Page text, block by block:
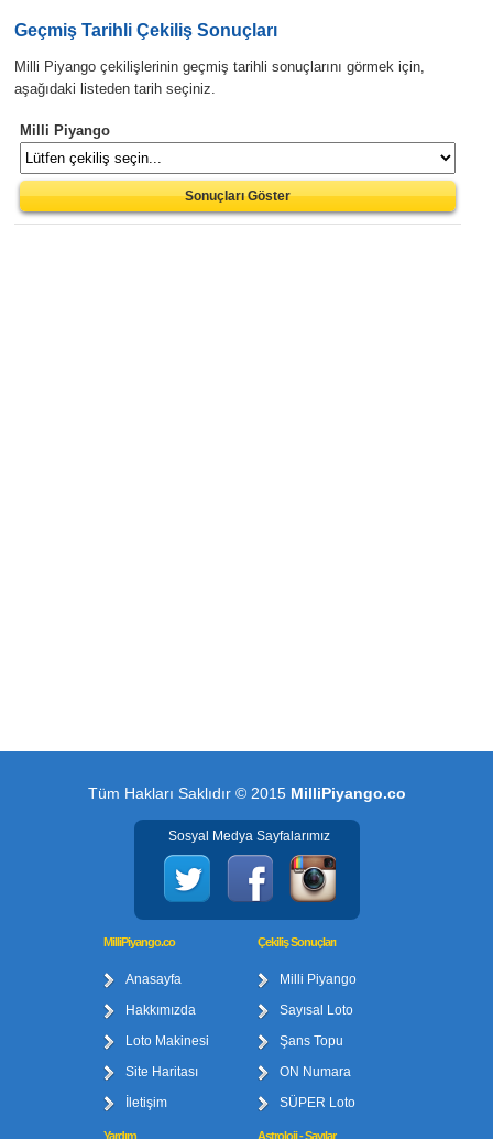
Geçmiş Tarihli Çekiliş Sonuçları
Milli Piyango çekilişlerinin geçmiş tarihli sonuçlarını görmek için,
aşağıdaki listeden tarih seçiniz.
Milli Piyango
Sonuçları Göster
Tüm Hakları Saklıdır © 2015 MilliPiyango.co
Sosyal Medya Sayfalarımız
MilliPiyango.co
Anasayfa
Hakkımızda
Loto Makinesi
Site Haritası
İletişim
Çekiliş Sonuçları
Milli Piyango
Sayısal Loto
Şans Topu
ON Numara
SÜPER Loto
Yardım Astroloji - Sayılar